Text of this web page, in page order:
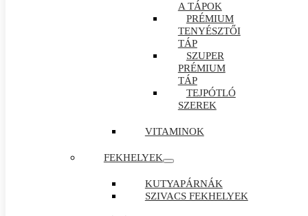
A TÁPOK
PRÉMIUM
TENYÉSZTŐI
TÁP
SZUPER
PRÉMIUM
TÁP
TEJPÓTLÓ
SZEREK
VITAMINOK
FEKHELYEK
KUTYAPÁRNÁK
SZIVACS FEKHELYEK